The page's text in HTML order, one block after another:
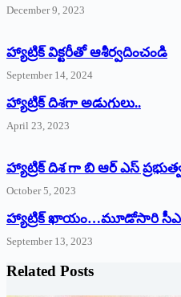
December 9, 2023
హ్యాట్రిక్‌ ‌విక్టరీతో ఆశీర్వదించండి
September 14, 2024
‌హ్యాట్రిక్‌ ‌దిశగా అడుగులు..
April 23, 2023
హ్యాట్రిక్ దిశ గా బి ఆర్ ఎస్
October 5, 2023
హ్యాట్రిక్‌ ‌ఖాయం…మూడోసారి
September 13, 2023
Related Posts